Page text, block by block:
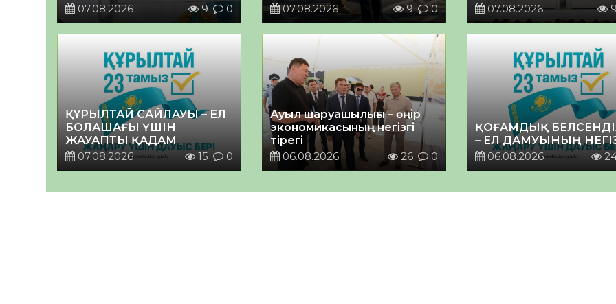
07.08.2026
9 0
07.08.2026
9 0
07.08.2026
ҚҰРЫЛТАЙ САЙЛАУЫ – ЕЛ
БОЛАШАҒЫ ҮШІН
ЖАУАПТЫ ҚАДАМ
07.08.2026
15 0
Ауыл шаруашылығы – өңір
экономикасының негізгі
тірегі
06.08.2026
26 0
ҚОҒАМДЫҚ
– ЕЛ ДАМУЫНЫҢ
06.08.2026